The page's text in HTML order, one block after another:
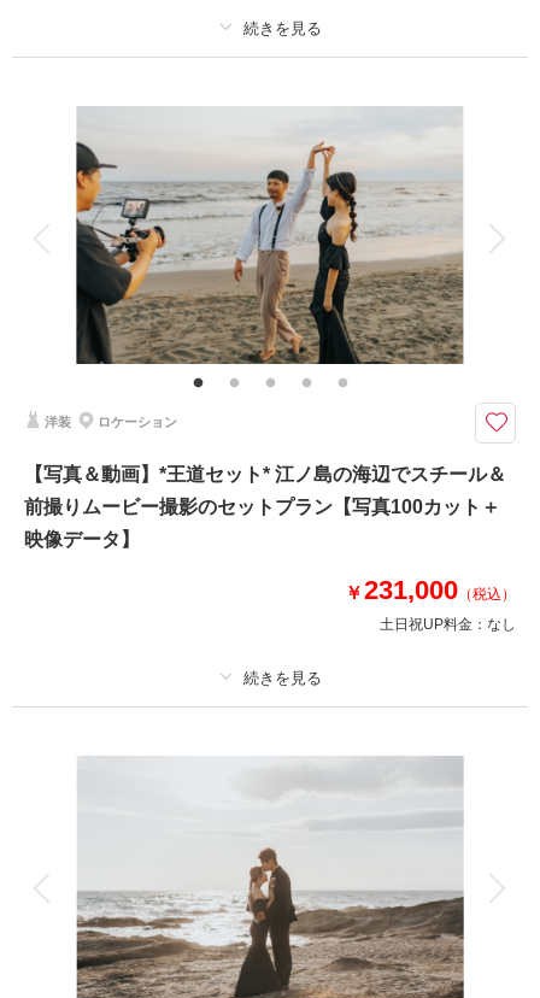
このプランで撮影可能な撮影レポート
相談予約する
来店・オンライン
撮影日の空き
を確認する
着付け
アルバム データ 150 カット
衣装追加 会食
家族と撮影 家族用衣装レンタル ペットと撮影
その他含むもの
撮影データ（約150カット）・白無垢or色打掛・紋付袴・洋装ドレス・洋装
新郎衣装・ヘアメイク・着付け・撮影アテンド・撮影小物・ブーケレンタ
【和装も洋装も1日で叶う贅沢プラン】納品写真の割合は和装が多めとなり
⚫︎ロケ地：鎌倉・妙本寺 / 稲村ヶ崎（鎌倉周辺海岸）
⚫︎データ：約150カット（画像補正あり）
⚫︎納期：約3週間
※和装、洋装ともにお仕度は鎌倉の系列サロン一角にて行います
このプランで撮影可能な撮影レポート
来店・オンライン を確認する
洋装 ロケーション
【写真＆動画】*王道セット* 江ノ島の海辺でスチール＆
前撮りムービー撮影のセットプラン【写真100カット＋
映像データ】
￥231,000 （税込）
土日祝UP料金： なし
会食
家族と撮影 家族用衣装レンタル ペットと撮影
その他含むもの
撮影データ100カット(レタッチ済み)・映像データ・DVD・ヘアメイク・撮